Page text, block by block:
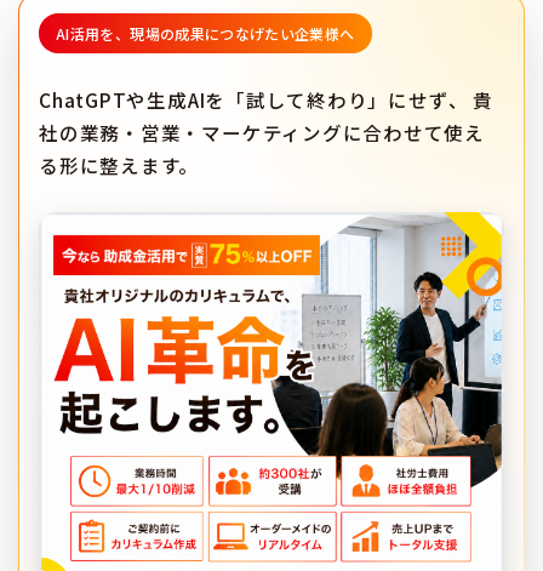
AI活用を、現場の成果につなげたい企業様へ
ChatGPTや生成AIを「試して終わり」にせず、
貴
社の業務・営業・マーケティングに合わせて使え
る形に整えます。